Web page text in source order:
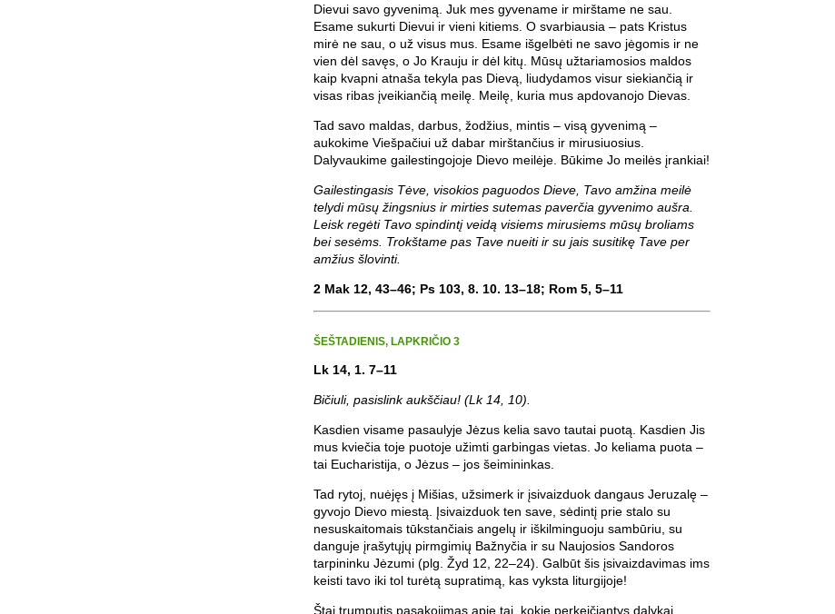
Dievui savo gyvenimą. Juk mes gyvename ir mirštame ne sau.
Esame sukurti Dievui ir vieni kitiems. O svarbiausia – pats Kristus
mirė ne sau, o už visus mus. Esame išgelbėti ne savo jėgomis ir ne
vien dėl savęs, o Jo Krauju ir dėl kitų. Mūsų užtariamosios maldos
kaip kvapni atnaša tekyla pas Dievą, liudydamos visur siekiančią ir
visas ribas įveikiančią meilę. Meilę, kuria mus apdovanojo Dievas.
Tad savo maldas, darbus, žodžius, mintis – visą gyvenimą –
aukokime Viešpačiui už dabar mirštančius ir mirusiuosius.
Dalyvaukime gailestingojoje Dievo meilėje. Būkime Jo meilės įrankiai!
Gailestingasis Tėve, visokios paguodos Dieve, Tavo amžina meilė
telydi mūsų žingsnius ir mirties sutemas paverčia gyvenimo aušra.
Leisk regėti Tavo spindintį veidą visiems mirusiems mūsų broliams
bei sesėms. Trokštame pas Tave nueiti ir su jais susitikę Tave per
amžius šlovinti.
2 Mak 12, 43–46; Ps 103, 8. 10. 13–18; Rom 5, 5–11
ŠEŠTADIENIS, LAPKRIČIO 3
Lk 14, 1. 7–11
Bičiuli, pasislink aukščiau! (Lk 14, 10).
Kasdien visame pasaulyje Jėzus kelia savo tautai puotą. Kasdien Jis
mus kviečia toje puotoje užimti garbingas vietas. Jo keliama puota –
tai Eucharistija, o Jėzus – jos šeimininkas.
Tad rytoj, nuėjęs į Mišias, užsimerk ir įsivaizduok dangaus Jeruzalę –
gyvojo Dievo miestą. Įsivaizduok ten save, sėdintį prie stalo su
nesuskaitomais tūkstančiais angelų ir iškilminguoju sambūriu, su
danguje įrašytųjų pirmgimių Bažnyčia ir su Naujosios Sandoros
tarpininku Jėzumi (plg. Žyd 12, 22–24). Galbūt šis įsivaizdavimas ims
keisti tavo iki tol turėtą supratimą, kas vyksta liturgijoje!
Štai trumputis pasakojimas apie tai, kokie perkeičiantys dalykai